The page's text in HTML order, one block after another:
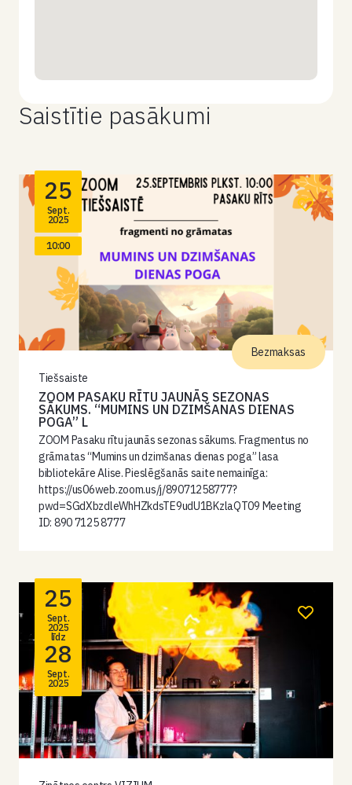
Saistītie pasākumi
25
Sept.
2025
10:00
Tiešsaiste
ZOOM PASAKU RĪTU JAUNĀS SEZONAS
SĀKUMS. “MUMINS UN DZIMŠANAS DIENAS
POGA” L
ZOOM Pasaku rītu jaunās sezonas sākums. Fragmentus no
grāmatas “Mumins un dzimšanas dienas poga” lasa
bibliotekāre Alise. Pieslēgšanās saite nemainīga:
https://us06web.zoom.us/j/89071258777?
pwd=SGdXbzdleWhHZkdsTE9udU1BKzlaQT09 Meeting
ID: 890 7125 8777
Bezmaksas
25
Sept.
2025
līdz
28
Sept.
2025